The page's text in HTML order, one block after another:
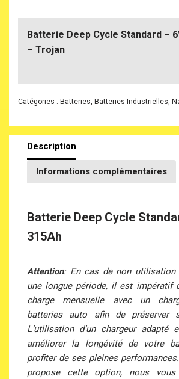
Batterie Deep Cycle Standard –
– Trojan
Catégories : Batteries Batteries Industrielles
Description
Informations complémentaires
Batterie Deep Cycle
315Ah
Attention: En cas de non utilisation
une longue période, il est impératif
charge mensuelle avec un
batteries auto afin de préserver
L’utilisation d’un chargeur adapté
améliorer la longévité de votre
profiter de ses pleines
propose cette option, nous vous